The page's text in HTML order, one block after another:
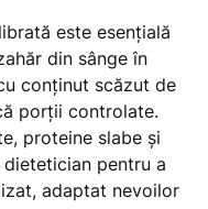
este esențială
din sânge în
conținut scăzut de
porții controlate.
proteine slabe și
pentru a
adaptat nevoilor